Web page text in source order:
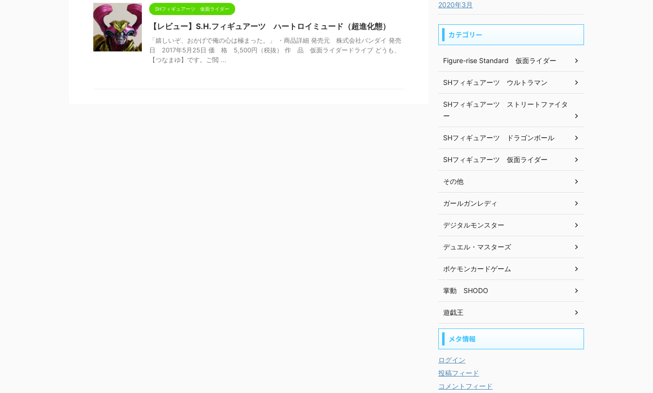
SHフィギュアーツ 仮面ライダー
【レビュー】S.H.フィギュアーツ ハートロイミュード（超進化態）
「嬉しいぞ、おかげで俺の心は極まった。」 ・商品詳細 発売元 株式会社バンダイ 発売
日 2017年5月25日 価 格 5,500円（税抜） 作 品 仮面ライダードライブ どうも、
【つなまゆ】です。ご閲 ...
2020年3月
カテゴリー
Figure-rise Standard 仮面ライダー
SHフィギュアーツ ウルトラマン
SHフィギュアーツ ストリートファイタ
ー
SHフィギュアーツ ドラゴンボール
SHフィギュアーツ 仮面ライダー
その他
ガールガンレディ
デジタルモンスター
デュエル・マスターズ
ポケモンカードゲーム
掌動 SHODO
遊戯王
メタ情報
ログイン
投稿フィード
コメントフィード